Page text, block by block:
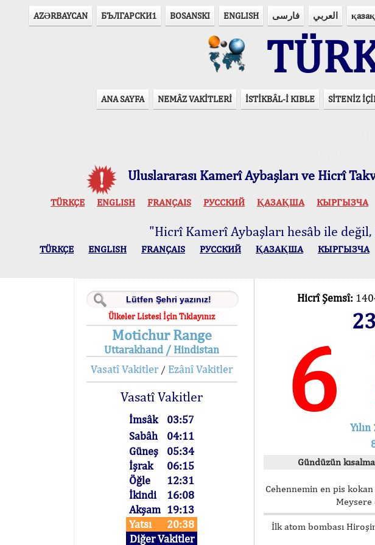
AZӘRBAYCAN БЪЛГАРСКИ1 BOSANSKI ENGLISH فارسی العربي
ANA SAYFA NEMÂZ VAKİTLERİ İSTİKBÂL-İ KIBLE SİTENİZ
Uluslararası Kamerî Aybaşları ve Hicrî
TÜRKÇE ENGLISH FRANÇAIS РУССКИЙ ҚАЗАҚША КЫPГЫЗЧA
"Hicrî Kamerî Aybaşları hesâb ile
TÜRKÇE ENGLISH FRANÇAIS РУССКИЙ ҚАЗАҚША КЫPГЫЗЧA
Ülkeler Listesi İçin Tıklayınız
Motichur Range
Uttarakhand / Hindistan
Vasatî Vakitler/ Ezânî Vakitler
Vasatî Vakitler
İmsâk
03:57
Sabâh
04:11
Güneş
05:34
İşrak
06:15
Öğle
12:31
İkindi
16:08
Akşam 19:13
Yatsı
20:38
Diğer Vakitler
Hicrî Şemsî:
6
Gündüzün
Cehennemin en pis
Meysere
İlk atom bombası